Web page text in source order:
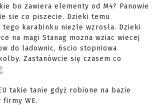
bo zawiera elementy od M4? Panowie
sie co piszecie. Dzieki temu
tego karabinku niezle wzrosla. Dzieki
na magi Stanag mozna wziac wiecej
do ladownic, 6scio stopniowa
Zastanówcie się czasem co
takie tanie gdyż robione na bazie
WE.